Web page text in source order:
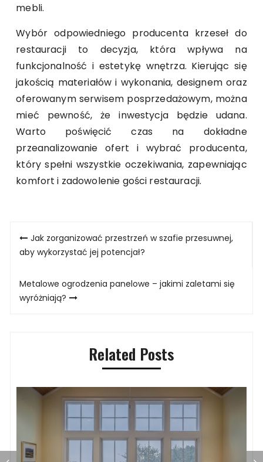
mebli.
Wybór odpowiedniego producenta krzeseł do
restauracji to decyzja, która wpływa na
funkcjonalność i estetykę wnętrza. Kierując się
jakością materiałów i wykonania, designem oraz
oferowanym serwisem posprzedażowym, można
mieć pewność, że inwestycja będzie udana.
Warto poświęcić czas na dokładne
przeanalizowanie ofert i wybrać producenta,
który spełni wszystkie oczekiwania, zapewniając
komfort i zadowolenie gości restauracji.
Nawigacja
wpisu
Jak zorganizować przestrzeń w szafie przesuwnej,
aby wykorzystać jej potencjał?
Metalowe ogrodzenia panelowe – jakimi zaletami się
wyróżniają?
Related Posts
Jak zaaranżować wnętrze domu w
górach z jacuzzi?